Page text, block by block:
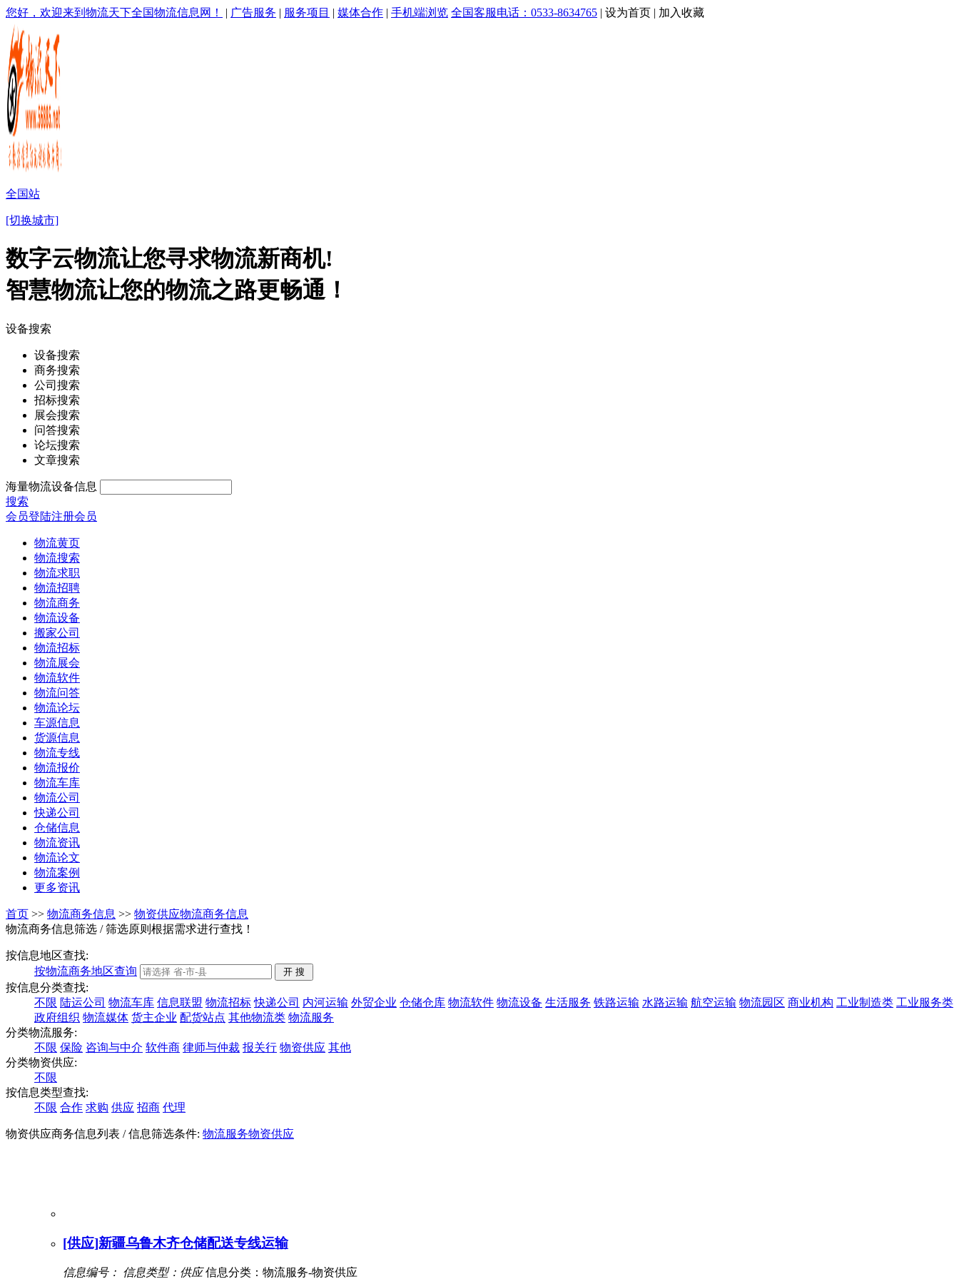
您好，欢迎来到物流天下全国物流信息网！ | 广告服务 | 服务项目 | 媒体合作 | 手机端浏览 全国客服电话：0533-8634765 | 设为首页 | 加入收藏
全国站
[切换城市]
数字云物流让您寻求物流新商机!
智慧物流让您的物流之路更畅通！
设备搜索
设备搜索
商务搜索
公司搜索
招标搜索
展会搜索
问答搜索
论坛搜索
文章搜索
海量物流设备信息
搜索
会员登陆注册会员
物流黄页
物流搜索
物流求职
物流招聘
物流商务
物流设备
搬家公司
物流招标
物流展会
物流软件
物流问答
物流论坛
车源信息
货源信息
物流专线
物流报价
物流车库
物流公司
快递公司
仓储信息
物流资讯
物流论文
物流案例
更多资讯
首页 >> 物流商务信息 >> 物资供应物流商务信息
物流商务信息筛选 / 筛选原则根据需求进行查找！
按信息地区查找:
按物流商务地区查询
按信息分类查找:
不限 陆运公司 物流车库 信息联盟 物流招标 快递公司 内河运输 外贸企业 仓储仓库 物流软件 物流设备 生活服务 铁路运输 水路运输 航空运输 物流园区 商业机构 工业制造类 工业服务类
政府组织 物流媒体 货主企业 配货站点 其他物流类 物流服务
分类物流服务:
不限 保险 咨询与中介 软件商 律师与仲裁 报关行 物资供应 其他
分类物资供应:
不限
按信息类型查找:
不限 合作 求购 供应 招商 代理
物资供应商务信息列表 / 信息筛选条件: 物流服务物资供应
[供应]新疆乌鲁木齐仓储配送专线运输
信息编号： 信息类型：供应信息分类：物流服务-物资供应